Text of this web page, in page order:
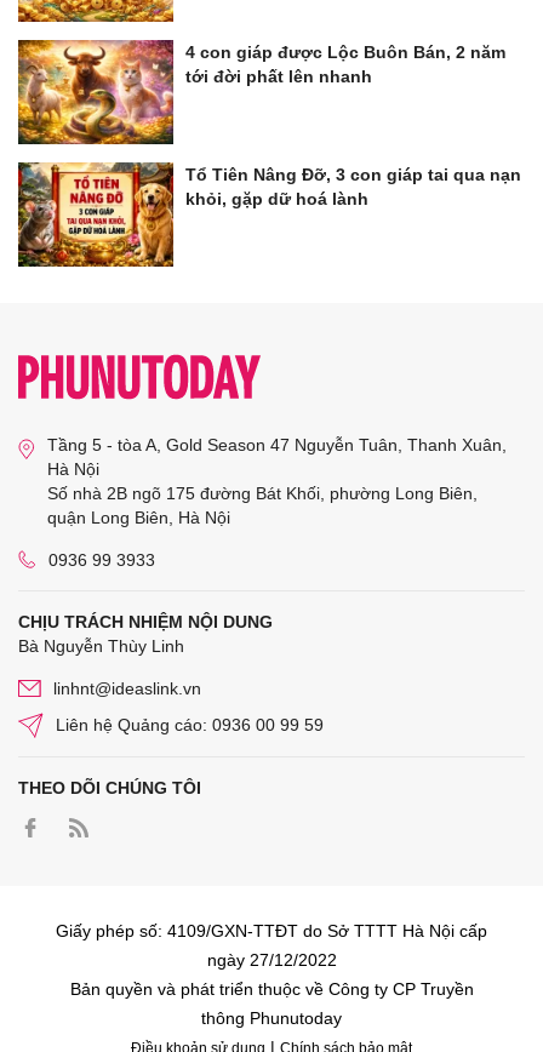
4 con giáp được Lộc Buôn Bán, 2 năm
tới đời phất lên nhanh
Tổ Tiên Nâng Đỡ, 3 con giáp tai qua nạn
khỏi, gặp dữ hoá lành
Tầng 5 - tòa A, Gold Season 47 Nguyễn Tuân, Thanh Xuân,
Hà Nội
Số nhà 2B ngõ 175 đường Bát Khối, phường Long Biên,
quận Long Biên, Hà Nội
0936 99 3933
CHỊU TRÁCH NHIỆM NỘI DUNG
Bà Nguyễn Thùy Linh
linhnt@ideaslink.vn
Liên hệ Quảng cáo: 0936 00 99 59
THEO DÕI CHÚNG TÔI
Giấy phép số: 4109/GXN-TTĐT do Sở TTTT Hà Nội cấp
ngày 27/12/2022
Bản quyền và phát triển thuộc về Công ty CP Truyền
thông Phunutoday
Điều khoản sử dụng | Chính sách bảo mật